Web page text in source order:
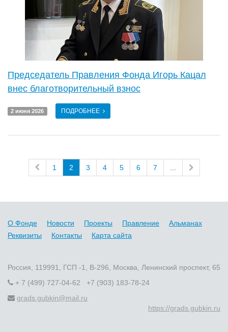
Председатель Правления Фонда Игорь Кацал
внес благотворительный взнос
2 июня 2026 ПОДРОБНЕЕ
1 2 3 4 5 6 7
О Фонде Новости Проекты Правление
Альманах
Реквизиты
Контакты Карта сайта
Россия, 119991, ГСП -1, В-296, Москва, Ленинский проспект, 65
+ 7 (499) 727-04-62 +7 (903) 183-78-24
grads.gubkin@mail.ru
https://grads.gubkin.ru